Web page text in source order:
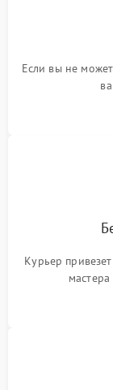
Если вы не
Курьер